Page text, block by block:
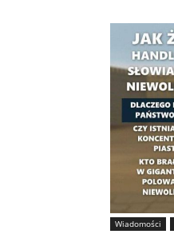
Wiadomości